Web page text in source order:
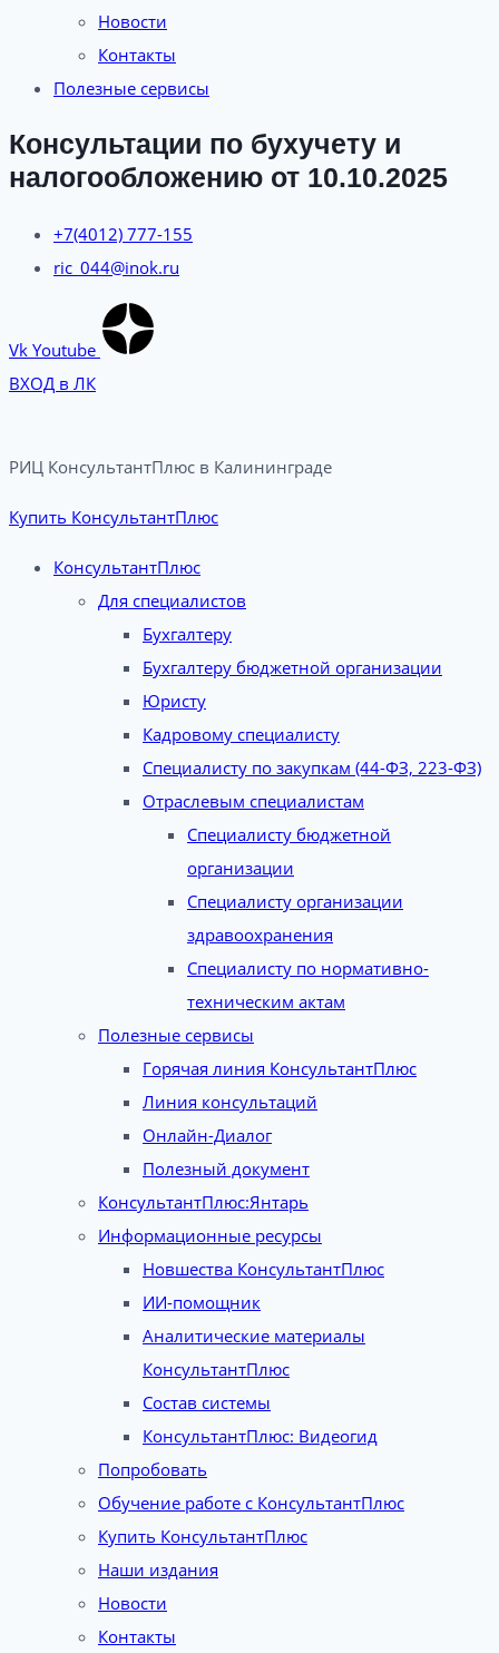
Новости
Контакты
Полезные сервисы
Консультации по бухучету и
налогообложению от 10.10.2025
+7(4012) 777-155
ric_044@inok.ru
Vk Youtube
ВХОД в ЛК
РИЦ КонсультантПлюс в Калининграде​
Купить КонсультантПлюс
КонсультантПлюс
Для специалистов
Бухгалтеру
Бухгалтеру бюджетной организации
Юристу
Кадровому специалисту
Специалисту по закупкам (44-ФЗ, 223-ФЗ)
Отраслевым специалистам
Специалисту бюджетной
организации
Специалисту организации
здравоохранения
Специалисту по нормативно-
техническим актам
Полезные сервисы
Горячая линия КонсультантПлюс
Линия консультаций
Онлайн-Диалог
Полезный документ
КонсультантПлюс:Янтарь
Информационные ресурсы
Новшества КонсультантПлюс
ИИ-помощник
Аналитические материалы
КонсультантПлюс
Состав системы
КонсультантПлюс: Видеогид
Попробовать
Обучение работе с КонсультантПлюс
Купить КонсультантПлюс
Наши издания
Новости
Контакты